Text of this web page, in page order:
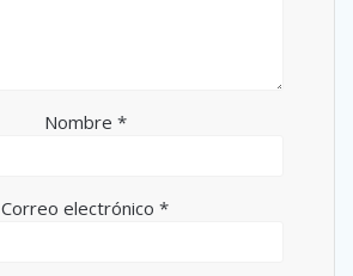
Nombre *
Correo electrónico *